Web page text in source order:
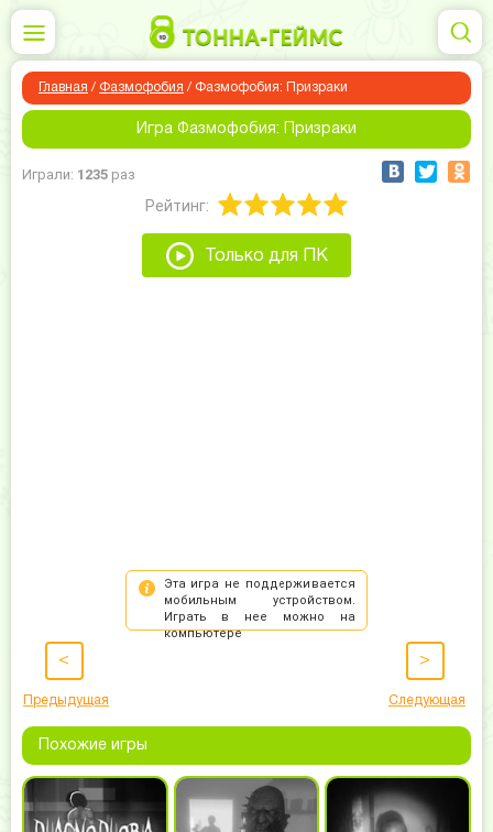
Главная / Фазмофобия / Фазмофобия: Призраки
Игра Фазмофобия: Призраки
Играли: 1235 раз
Рейтинг:
Только для ПК
<
Предыдущая
>
Следующая
Похожие игры